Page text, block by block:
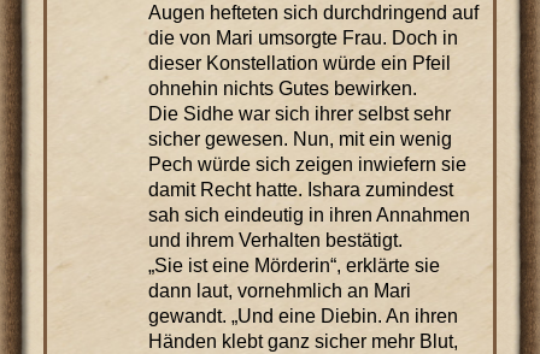
Augen hefteten sich durchdringend auf
die von Mari umsorgte Frau. Doch in
dieser Konstellation würde ein Pfeil
ohnehin nichts Gutes bewirken.
Die Sidhe war sich ihrer selbst sehr
sicher gewesen. Nun, mit ein wenig
Pech würde sich zeigen inwiefern sie
damit Recht hatte. Ishara zumindest
sah sich eindeutig in ihren Annahmen
und ihrem Verhalten bestätigt.
„Sie ist eine Mörderin“, erklärte sie
dann laut, vornehmlich an Mari
gewandt. „Und eine Diebin. An ihren
Händen klebt ganz sicher mehr Blut,